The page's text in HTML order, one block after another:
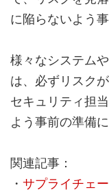
に陥らないよう
様々なシステム
は、必ずリスク
セキュリティ担
よう事前の準備
関連記事：
・ サプライチェ